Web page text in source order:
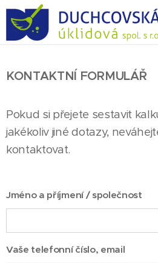
KONTAKTNÍ FORMULÁŘ
Pokud si přejete sestavit
jakékoliv jiné dotazy,
kontaktovat.
Jméno a příjmení / společnost
Vaše telefonní číslo, email